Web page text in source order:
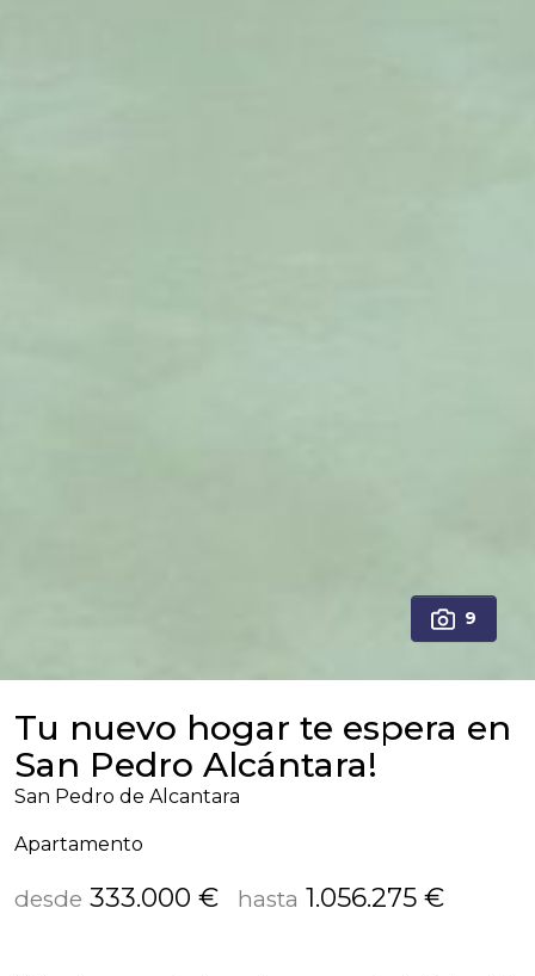
9
Tu nuevo hogar te espera en
San Pedro Alcántara!
San Pedro de Alcantara
Apartamento
desde 333.000 € hasta 1.056.275 €